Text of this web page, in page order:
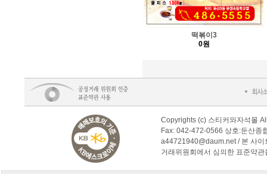
떡볶이3
0원
Copyrights (c) 스티커와자석몰
Fax: 042-472-0566 상호:둔산종
a44721940@daum.net / 본 사이
거래위원회에서 심의한 표준약관